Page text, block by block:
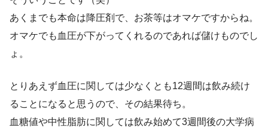
あくまでも本命は降圧剤で、お茶等はオマケですからね。
オマケでも血圧が下がってくれるのであれば儲けものでし
ょ。
とりあえず血圧に関しては少なくとも12週間は飲み続け
ることになると思うので、その結果待ち。
血糖値や中性脂肪に関しては飲み始めて3週間後の大学病